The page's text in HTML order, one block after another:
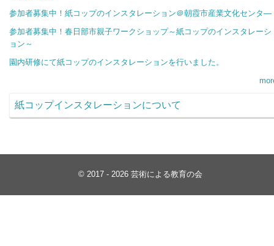
参加者募集中！紙コップのインスタレーション＠朝霞市産業文化センタ―
参加者募集中！春日部市親子ワークショップ～紙コップのインスタレーシ
ョン～
園内研修にて紙コップのインスタレーションを行いました。
紙コップインスタレーションについて
© 2017 - 2026 芸術による教育の会